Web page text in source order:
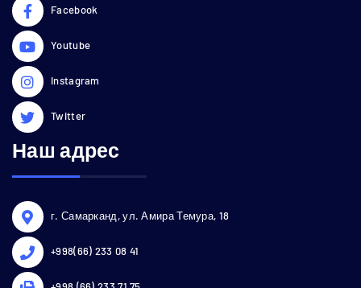
Facebook
Youtube
Instagram
Twitter
Наш адрес
г. Самарканд, ул. Амира Темура, 18
+998(66) 233 08 41